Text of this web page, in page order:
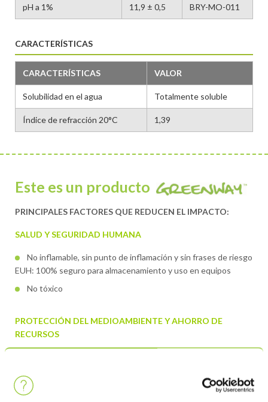
pH a 1% 11,9 ± 0,5 BRY-MO-011
CARACTERÍSTICAS
CARACTERÍSTICAS VALOR
Solubilidad en el agua Totalmente soluble
Índice de refracción 20°C 1,39
Este es un producto
PRINCIPALES FACTORES QUE REDUCEN EL IMPACTO:
SALUD Y SEGURIDAD HUMANA
No inflamable, sin punto de inflamación y sin frases de riesgo
EUH: 100% seguro para almacenamiento y uso en equipos
No tóxico
PROTECCIÓN DEL MEDIOAMBIENTE Y AHORRO DE
RECURSOS
Sin potencial de calentamiento global (GWP) y muy bajos